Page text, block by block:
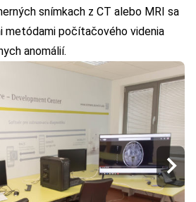
snímkach z CT alebo MRI sa
metódami počítačového videnia
anomálií.